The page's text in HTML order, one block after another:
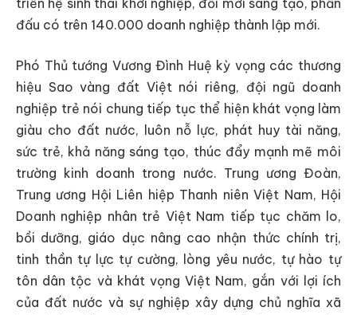
đấu có trên 140.000 doanh nghiệp thành lập mới.
Phó Thủ tướng Vương Đình Huệ kỳ vọng các thương
hiệu Sao vàng đất Việt nói riêng, đội ngũ doanh
nghiệp trẻ nói chung tiếp tục thể hiện khát vọng làm
giàu cho đất nước, luôn nỗ lực, phát huy tài năng,
sức trẻ, khả năng sáng tạo, thúc đẩy mạnh mẽ môi
trường kinh doanh trong nước. Trung ương Đoàn,
Trung ương Hội Liên hiệp Thanh niên Việt Nam, Hội
Doanh nghiệp nhân trẻ Việt Nam tiếp tục chăm lo,
bồi dưỡng, giáo dục nâng cao nhận thức chính trị,
tinh thần tự lực tự cường, lòng yêu nước, tự hào tự
tôn dân tộc và khát vọng Việt Nam, gắn với lợi ích
của đất nước và sự nghiệp xây dựng chủ nghĩa xã